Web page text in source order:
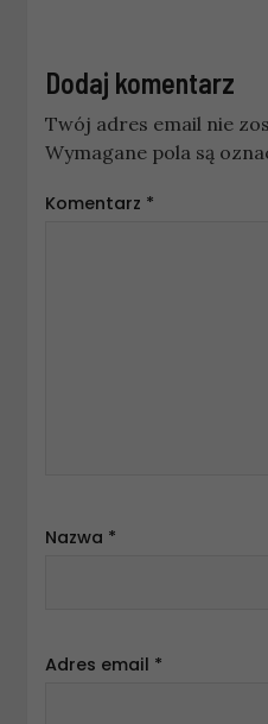
Dodaj komentarz
Twój adres email nie
Wymagane pola są
Komentarz *
Nazwa *
Adres email *